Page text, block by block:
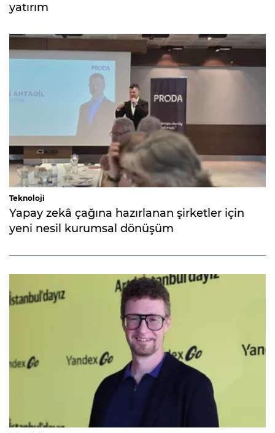
yatırım
Teknoloji
Yapay zekâ çağına hazırlanan şirketler için
yeni nesil kurumsal dönüşüm